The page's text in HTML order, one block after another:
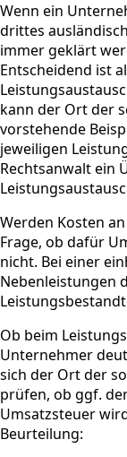
Wenn ein
drittes
immer geklärt
Entscheidend ist
kann der Ort der
vorstehende
jeweiligen
Rechtsanwalt ein
Werden Kosten
Frage, ob dafür
nicht. Bei einer
Nebenleistungen
Ob beim
Unternehmer
sich der Ort der
prüfen, ob ggf.
Umsatzsteuer
Beurteilung: